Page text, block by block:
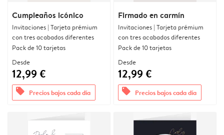
Cumpleaños icónico
Invitaciones | Tarjeta prémium
con tres acabados diferentes
Pack de 10 tarjetas
Desde
12,99 €
offers Precios bajos cada día
Firmado en carmín
Invitaciones | Tarjeta prémium
con tres acabados diferentes
Pack de 10 tarjetas
Desde
12,99 €
offers Precios bajos cada día